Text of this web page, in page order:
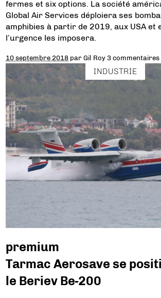
fermes et six options. La société
Global Air Services déploiera ses
amphibies à partir de 2019, aux USA et
l’urgence les imposera.
10 septembre 2018 parGil Roy 3 commentaires
INDUSTRIE
premium
Tarmac Aerosave se
le Beriev Be-200